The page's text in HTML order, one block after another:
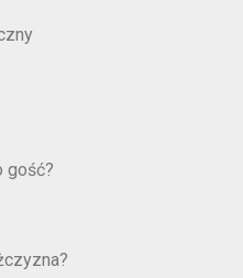
gość?